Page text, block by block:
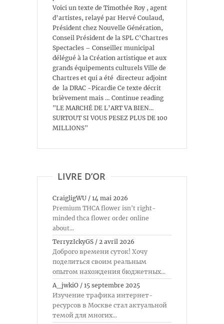
Voici un texte de Timothée Roy , agent
d’artistes, relayé par Hervé Coulaud,
Président chez Nouvelle Génération,
Conseil Président de la SPL C’Chartres
Spectacles – Conseiller municipal
délégué à la Création artistique et aux
grands équipements culturels Ville de
Chartres et qui a été directeur adjoint
de la DRAC -Picardie Ce texte décrit
brièvement mais … Continue reading
"LE MARCHÉ DE L’ART VA BIEN…
SURTOUT SI VOUS PESEZ PLUS DE 100
MILLIONS"
LIVRE D’OR
CraigligWU / 14 mai 2026
Premium THCA flower isn't right-
minded thca flower order online
about...
TerryzIckyGS / 2 avril 2026
Доброго времени суток! Хочу
поделиться своим реальным
опытом нахождения бюджетных...
A_jwkiO / 15 septembre 2025
Изучение трафика интернет-
ресурсов в Москве стал актуальной
темой для многих...